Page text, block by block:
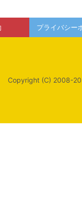
プライバシー
Copyright (C) 2008-